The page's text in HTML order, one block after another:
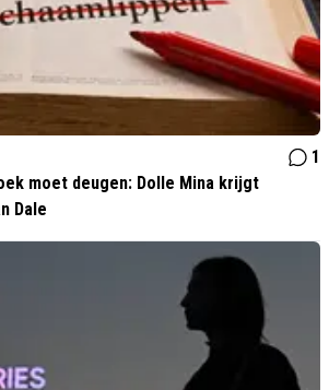
1
moet deugen: Dolle Mina krijgt
Dale